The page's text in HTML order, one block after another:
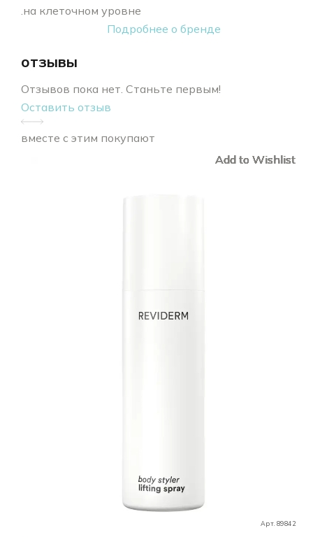
на клеточном уровне.
Подробнее о бренде
отзывы
Отзывов пока нет. Станьте первым!
Оставить отзыв
вместе с этим покупают
Арт. 89842
Add to Wishlist
Add to Wishlist
Add to Wishlist
Add to Wishlist
Add to Wishlist
Add to Wishlist
Add to Wishlist
Add to Wishlist
Add to Wishlist
Add to Wishlist
Add to Wishlist
Add to Wishlist